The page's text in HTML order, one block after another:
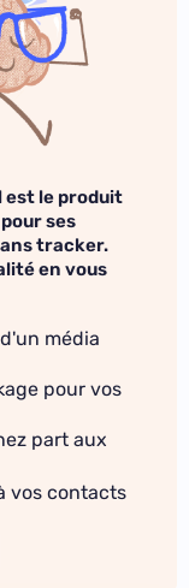
est le produit
ses
tracker.
en vous
média
pour vos
part aux
vos contacts